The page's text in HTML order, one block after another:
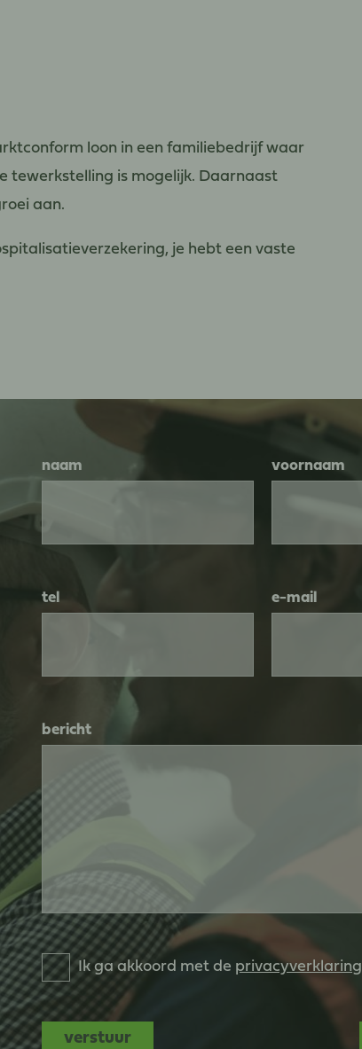
loon in een familiebedrijf waar
tewerkstelling is mogelijk. Daarnaast
aan.
je hebt een vaste
naam voornaam
tel e-mail
bericht
Ik ga akkoord met de privacyverklaring
verstuur